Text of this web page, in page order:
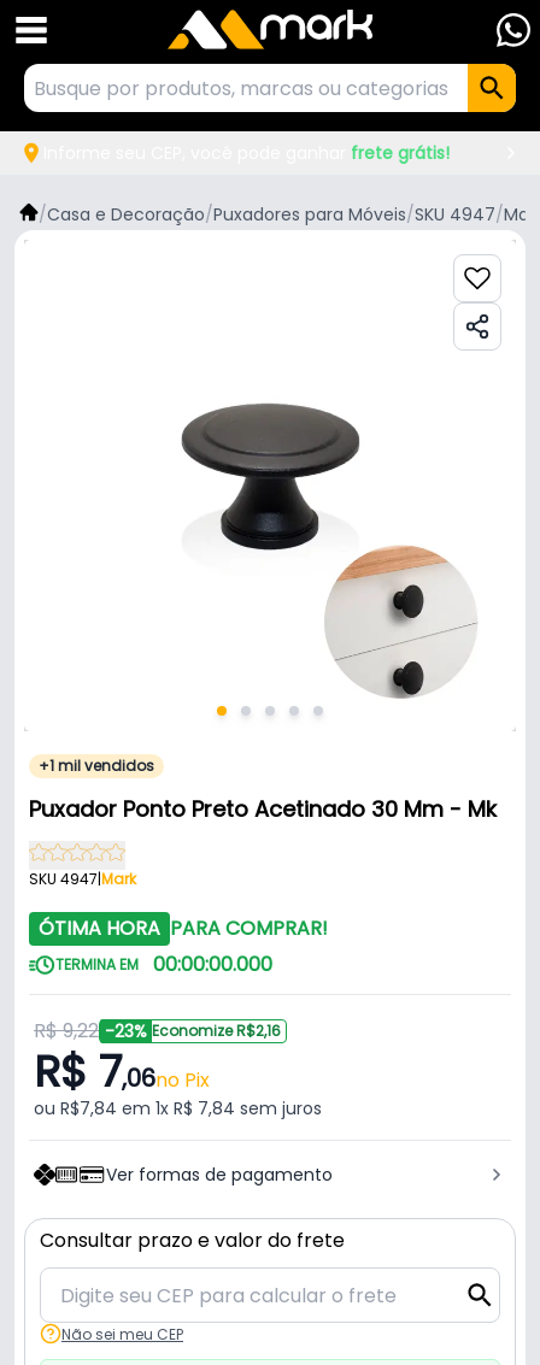
frete grátis!
/Casa e Decoração/Puxadores para Móveis/SKU 4947/
+1 mil vendidos
Puxador Ponto Preto Acetinado 30 Mm - Mk
SKU 4947|Mark
ÓTIMA HORA PARA COMPRAR!
TERMINA EM 00:00:00.000
R$ 9,22 -23% Economize R$2,16
R$ 7,06no Pix
ou R$7,84 em 1x R$ 7,84 sem juros
Ver formas de pagamento
Consultar prazo e valor do frete
Não sei meu CEP